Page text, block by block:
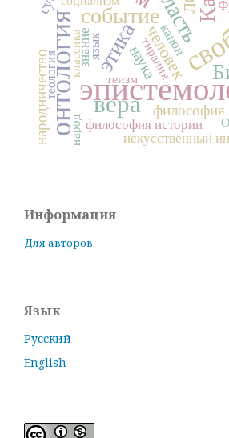
онтология вера
событие
этика
власть
человек
наука
философия
народничество
канон
философия истории
искусственный
знаниеязык тирания
народ
теизм
классика
теология
Информация
Для авторов
Язык
Русский
English